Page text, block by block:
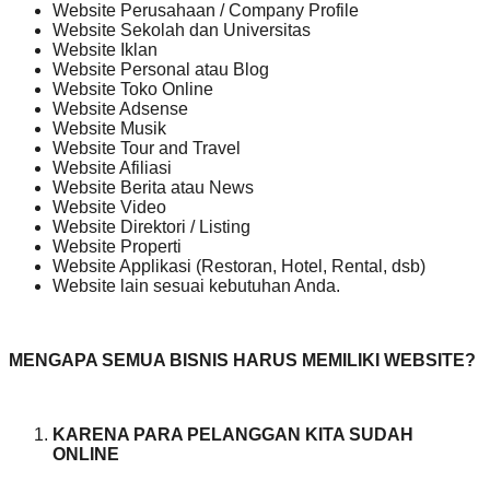
Website Perusahaan / Company Profile
Website Sekolah dan Universitas
Website Iklan
Website Personal atau Blog
Website Toko Online
Website Adsense
Website Musik
Website Tour and Travel
Website Afiliasi
Website Berita atau News
Website Video
Website Direktori / Listing
Website Properti
Website Applikasi (Restoran, Hotel, Rental, dsb)
Website lain sesuai kebutuhan Anda.
MENGAPA SEMUA BISNIS HARUS MEMILIKI WEBSITE?
KARENA PARA PELANGGAN KITA SUDAH
ONLINE